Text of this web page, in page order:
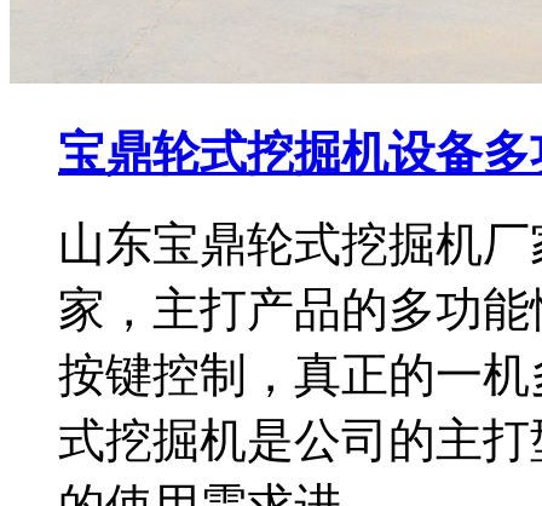
宝鼎轮式挖掘机设备
山东宝鼎轮式挖掘机
家，主打产品的多功
按键控制，真正的一
式挖掘机是公司的主